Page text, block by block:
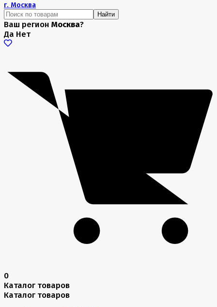
г. Москва
Найти
Ваш регион Москва?
Да Нет
0
Каталог товаров
Каталог товаров